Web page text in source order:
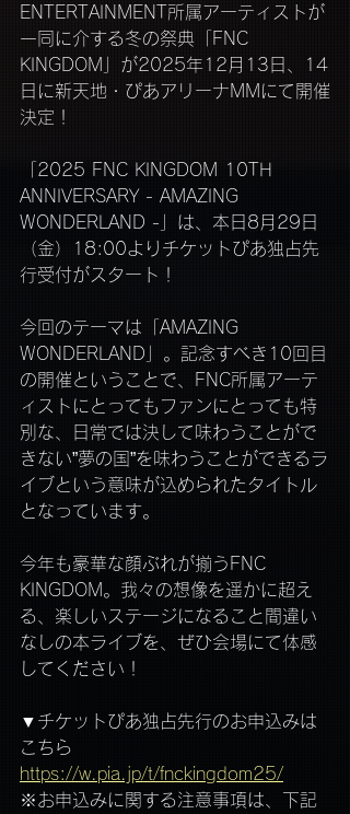
ENTERTAINMENT所属アーティストが
一同に介する冬の祭典「FNC
KINGDOM」が2025年12月13日、14
日に新天地・ぴあアリーナMMにて開催
決定！
「2025 FNC KINGDOM 10TH
ANNIVERSARY - AMAZING
WONDERLAND -」は、本日8月29日
（金）18:00よりチケットぴあ独占先
行受付がスタート！
今回のテーマは「AMAZING
WONDERLAND」。記念すべき10回目
の開催ということで、FNC所属アーテ
ィストにとってもファンにとっても特
別な、日常では決して味わうことがで
きない”夢の国”を味わうことができるラ
イブという意味が込められたタイトル
となっています。
今年も豪華な顔ぶれが揃うFNC
KINGDOM。我々の想像を遥かに超え
る、楽しいステージになること間違い
なしの本ライブを、ぜひ会場にて体感
してください！
▼チケットぴあ独占先行のお申込みは
こちら
https://w.pia.jp/t/fnckingdom25/
※お申込みに関する注意事項は、下記